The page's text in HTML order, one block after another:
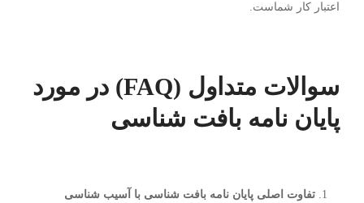
اعتبار کار شماست.
سوالات متداول (FAQ) در مورد
پایان نامه بافت شناسی
تفاوت اصلی پایان نامه بافت شناسی با آسیب شناسی